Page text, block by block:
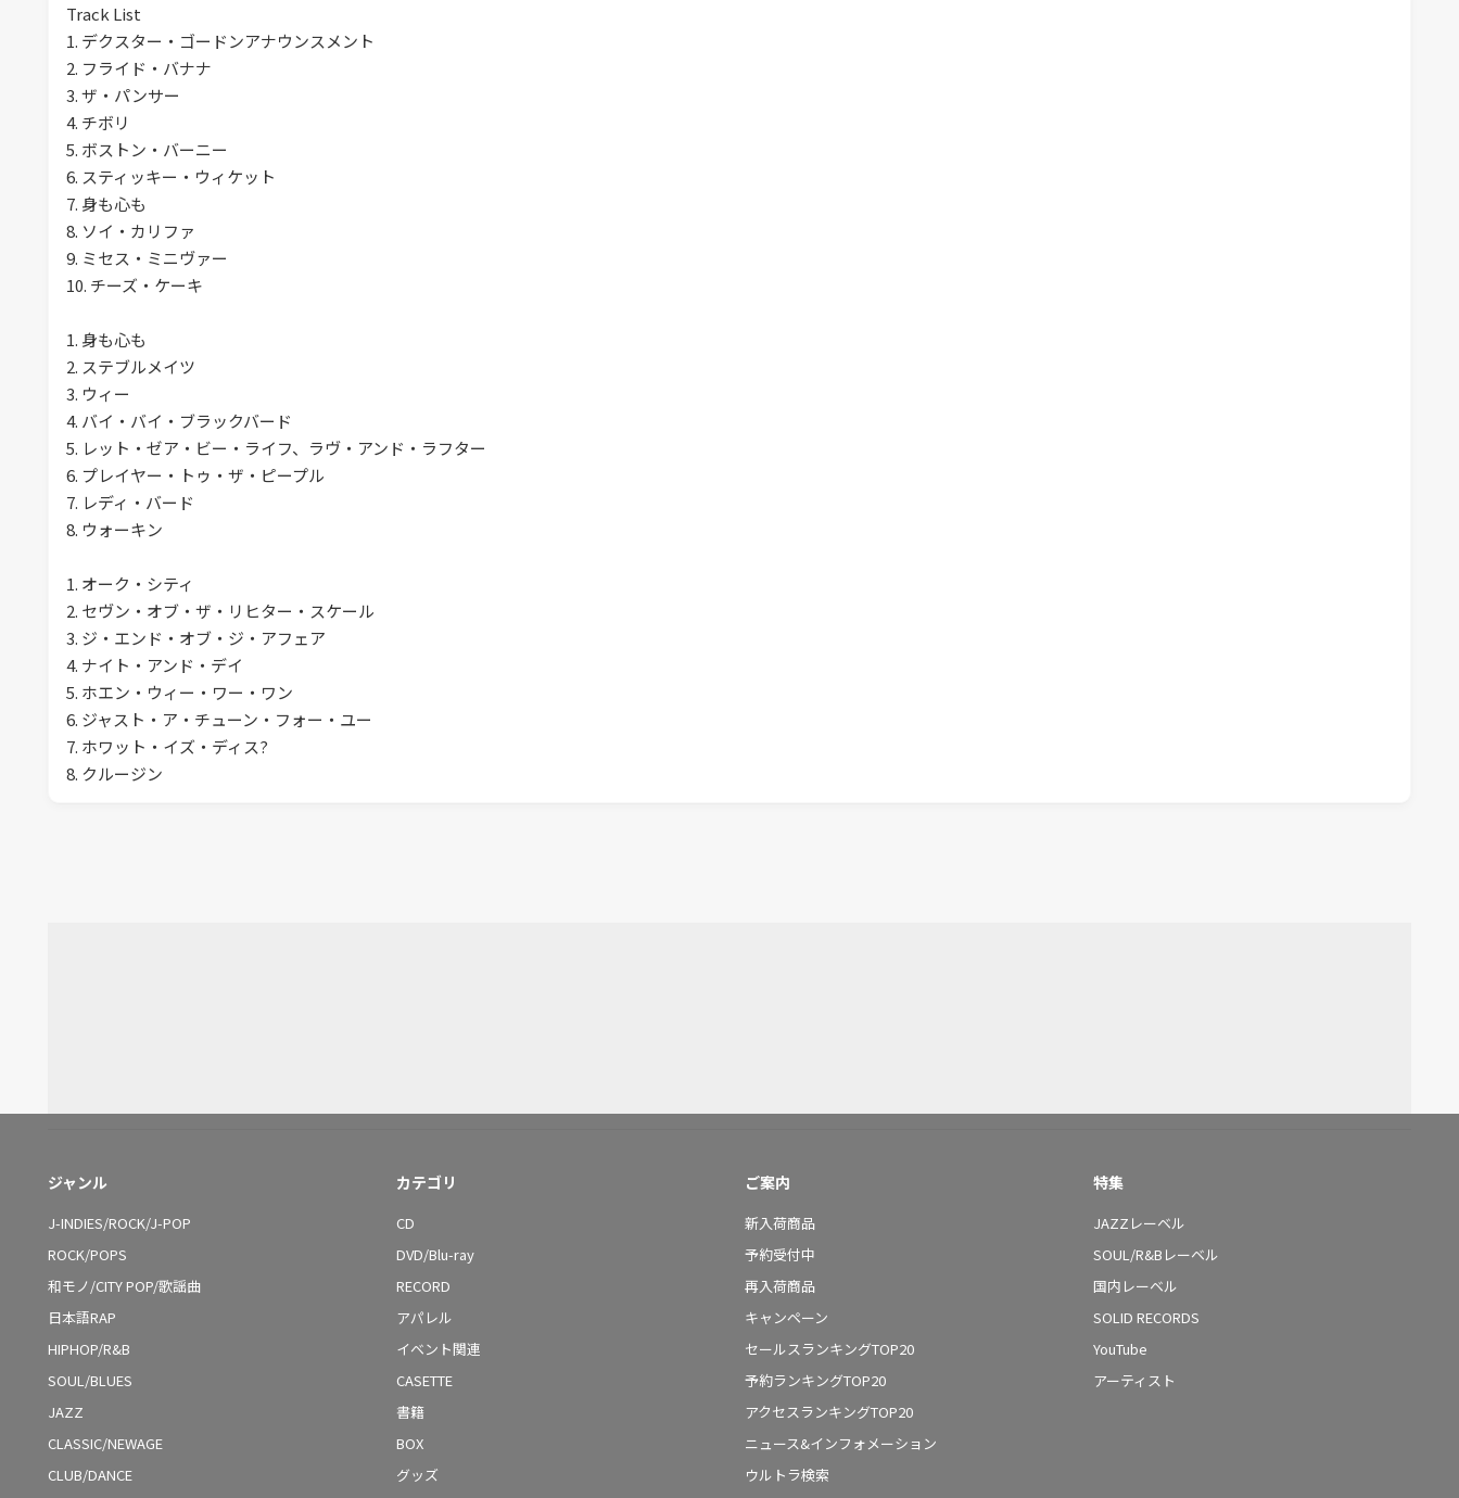
Track List
1. デクスター・ゴードンアナウンスメント
2. フライド・バナナ
3. ザ・パンサー
4. チボリ
5. ボストン・バーニー
6. スティッキー・ウィケット
7. 身も心も
8. ソイ・カリファ
9. ミセス・ミニヴァー
10. チーズ・ケーキ
1. 身も心も
2. ステブルメイツ
3. ウィー
4. バイ・バイ・ブラックバード
5. レット・ゼア・ビー・ライフ、ラヴ・アンド・ラフター
6. プレイヤー・トゥ・ザ・ピープル
7. レディ・バード
8. ウォーキン
1. オーク・シティ
2. セヴン・オブ・ザ・リヒター・スケール
3. ジ・エンド・オブ・ジ・アフェア
4. ナイト・アンド・デイ
5. ホエン・ウィー・ワー・ワン
6. ジャスト・ア・チューン・フォー・ユー
7. ホワット・イズ・ディス?
8. クルージン
ジャンル
J-INDIES/ROCK/J-POP
ROCK/POPS
和モノ/CITY POP/歌謡曲
日本語RAP
HIPHOP/R&B
SOUL/BLUES
JAZZ
CLASSIC/NEWAGE
CLUB/DANCE
カテゴリ
CD
DVD/Blu-ray
RECORD
アパレル
イベント関連
CASETTE
書籍
BOX
グッズ
ご案内
新入荷商品
予約受付中
再入荷商品
キャンペーン
セールスランキングTOP20
予約ランキングTOP20
アクセスランキングTOP20
ニュース&インフォメーション
ウルトラ検索
特集
JAZZレーベル
SOUL/R&Bレーベル
国内レーベル
SOLID RECORDS
YouTube
アーティスト